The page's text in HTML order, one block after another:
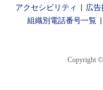
アクセシビリティ
広
組織別電話番号一覧
Copyright ©